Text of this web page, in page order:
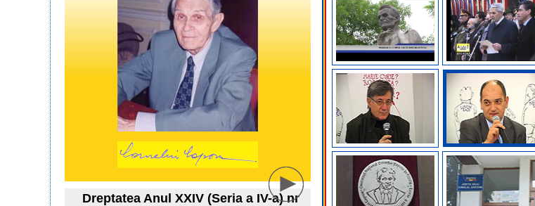
Dreptatea Anul XXIV (Seria a IV-a) nr